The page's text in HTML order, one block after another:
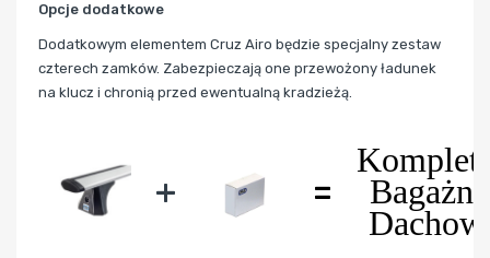
Opcje dodatkowe
Dodatkowym elementem Cruz Airo będzie specjalny zestaw
czterech zamków. Zabezpieczają one przewożony ładunek
na klucz i chronią przed ewentualną kradzieżą.
+ =